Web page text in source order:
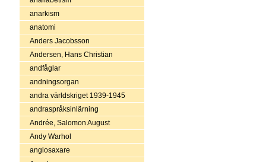
anarkism
anatomi
Anders Jacobsson
Andersen, Hans Christian
andfåglar
andningsorgan
andra världskriget 1939-1945
andraspråksinlärning
Andrée, Salomon August
Andy Warhol
anglosaxare